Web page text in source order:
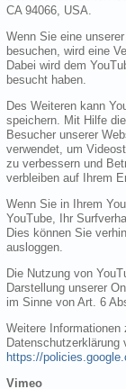
CA 94066, USA.
Wenn Sie eine
besuchen, wird eine
Dabei wird dem
besucht haben.
Des Weiteren kann
speichern. Mit Hilfe
Besucher unserer
verwendet, um
zu verbessern und
verbleiben auf Ihrem
Wenn Sie in Ihrem
YouTube, Ihr
Dies können Sie
ausloggen.
Die Nutzung von
Darstellung unserer
im Sinne von Art. 6
Weitere
Datenschutzerklärung
https://
Vimeo